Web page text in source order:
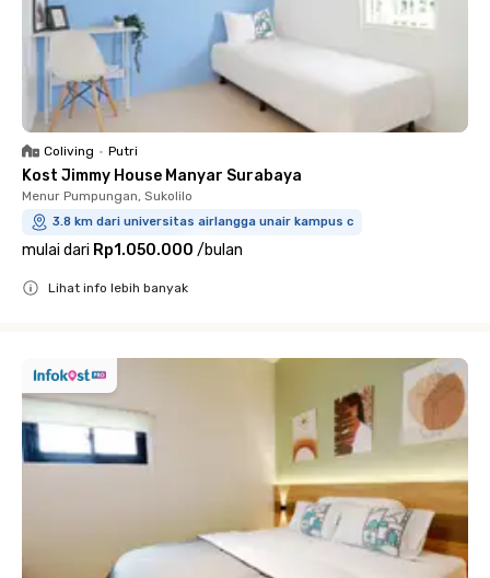
Coliving • Putri
Kost Jimmy House Manyar Surabaya
Menur Pumpungan, Sukolilo
3.8 km dari universitas airlangga unair kampus c
mulai dari Rp1.050.000 /bulan
Lihat info lebih banyak